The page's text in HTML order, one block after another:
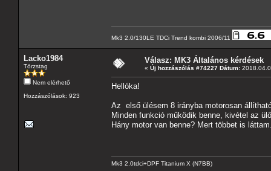
Mk3 2.0/130LE TDCi Trend kombi 2006/11
Lacko1984
Törzstag
Nem elérhető
Hozzászólások: 923
Válasz: MK3 Általános kérdések
« Új hozzászólás #74227 Dátum:
Hellóka!
Az első ülésem 8 irányba motorosan
Minden funkció működik benne, kivétel az
Hány motor van benne? Mert többet is
Mk3 2.0tdci+DPF Titanium X (N7BB)